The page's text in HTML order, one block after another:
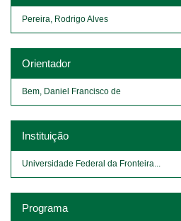
Pereira, Rodrigo Alves
Orientador
Bem, Daniel Francisco de
Instituição
Universidade Federal da Fronteira...
Programa